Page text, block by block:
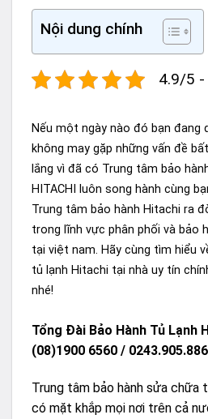
Nội dung chính
4.9/5 -
Nếu một ngày nào đó bạn đang
không may gặp những vấn đề
lắng vì đã có Trung tâm bảo
HITACHI luôn song hành cùng
Trung tâm bảo hành Hitachi ra
trong lĩnh vực phân phối và bảo
tại việt nam. Hãy cùng tìm hiểu
tủ lạnh Hitachi tại nhà uy tín
nhé!
Tổng Đài Bảo Hành Tủ Lạnh
(08)1900 6560 /
Trung tâm bảo hành sửa chữa
có mặt khắp mọi nơi trên cả